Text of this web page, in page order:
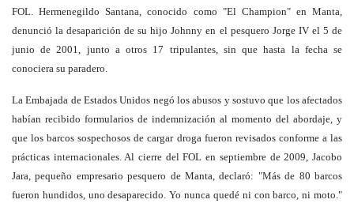
FOL. Hermenegildo Santana, conocido como "El Champion" en Manta,
denunció la desaparición de su hijo Johnny en el pesquero Jorge IV el 5 de
junio de 2001, junto a otros 17 tripulantes, sin que hasta la fecha se
conociera su paradero.
La Embajada de Estados Unidos negó los abusos y sostuvo que los afectados
habían recibido formularios de indemnización al momento del abordaje, y
que los barcos sospechosos de cargar droga fueron revisados conforme a las
prácticas internacionales. Al cierre del FOL en septiembre de 2009, Jacobo
Jara, pequeño empresario pesquero de Manta, declaró: "Más de 80 barcos
fueron hundidos, uno desaparecido. Yo nunca quedé ni con barco, ni moto."